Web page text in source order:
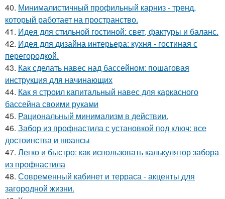
40. Минималистичный профильный карниз - тренд,
который работает на пространство.
41. Идея для стильной гостиной: свет, фактуры и баланс.
42. Идея для дизайна интерьера: кухня - гостиная с
перегородкой.
43. Как сделать навес над бассейном: пошаговая
инструкция для начинающих
44. Как я строил капитальный навес для каркасного
бассейна своими руками
45. Рациональный минимализм в действии.
46. Забор из профнастила с установкой под ключ: все
достоинства и нюансы
47. Легко и быстро: как использовать калькулятор забора
из профнастила
48. Современный кабинет и терраса - акценты для
загородной жизни.